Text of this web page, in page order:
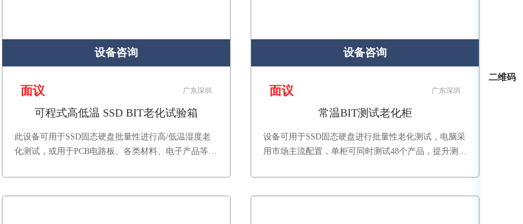
设备咨询
面议 广东深圳
可程式高低温 SSD BIT老化试验箱
此设备可用于SSD固态硬盘批量性进行高/低温湿度老
化测试，或用于PCB电路板、各类材料、电子产品等进
设备咨询
面议 广东深圳
常温BIT测试老化柜
设备可用于SSD固态硬盘进行批量性老化测试，电脑采
用市场主流配置，单柜可同时测试48个产品，提升测试
置了电脑，可接受客户提供电脑安装。）
二维码